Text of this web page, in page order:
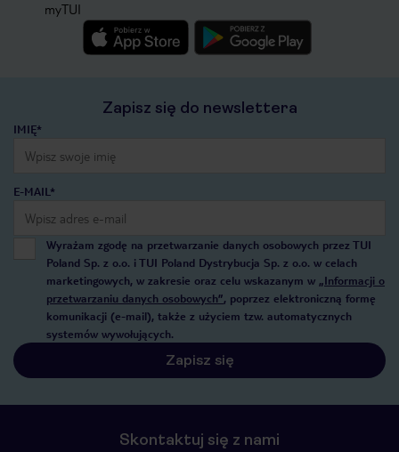
myTUI
Zapisz się do newslettera
IMIĘ*
E-MAIL*
Wyrażam zgodę na przetwarzanie danych osobowych przez TUI
Poland Sp. z o.o. i TUI Poland Dystrybucja Sp. z o.o. w celach
marketingowych, w zakresie oraz celu wskazanym w „Informacji o
przetwarzaniu danych osobowych”, poprzez elektroniczną formę
komunikacji (e-mail), także z użyciem tzw. automatycznych
systemów wywołujących.
Zapisz się
Skontaktuj się z nami